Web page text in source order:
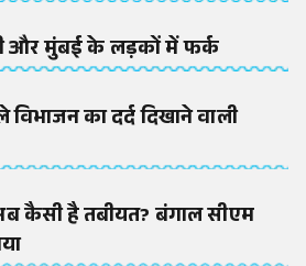
और मुंबई के लड़कों में फर्क
का दर्द दिखाने वाली
कैसी है तबीयत? बंगाल सीएम